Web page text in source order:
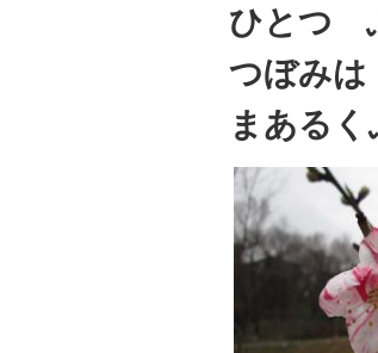
ひとつ
つぼみ
まある